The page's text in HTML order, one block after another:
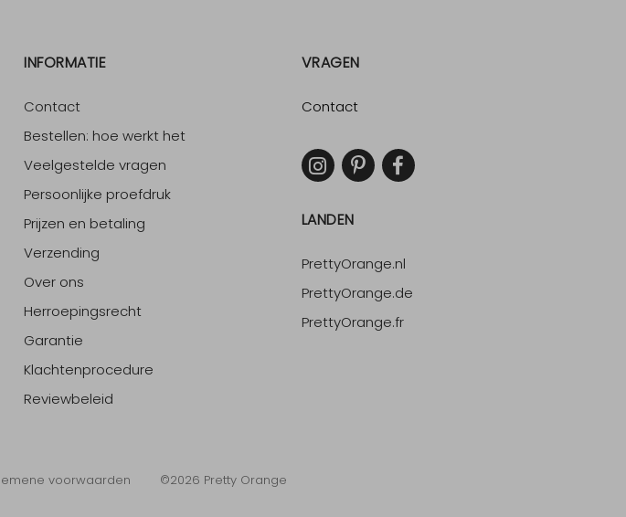
INFORMATIE
Contact
Bestellen: hoe werkt het
Veelgestelde vragen
Persoonlijke proefdruk
Prijzen en betaling
Verzending
Over ons
Herroepingsrecht
Garantie
Klachtenprocedure
Reviewbeleid
VRAGEN
Contact
LANDEN
PrettyOrange.nl
PrettyOrange.de
PrettyOrange.fr
voorwaarden ©2026 Pretty Orange